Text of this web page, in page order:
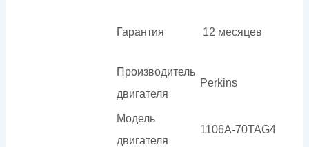
Гарантия 12 месяцев
Производитель
двигателя
Perkins
Модель
двигателя
1106A-70TAG4